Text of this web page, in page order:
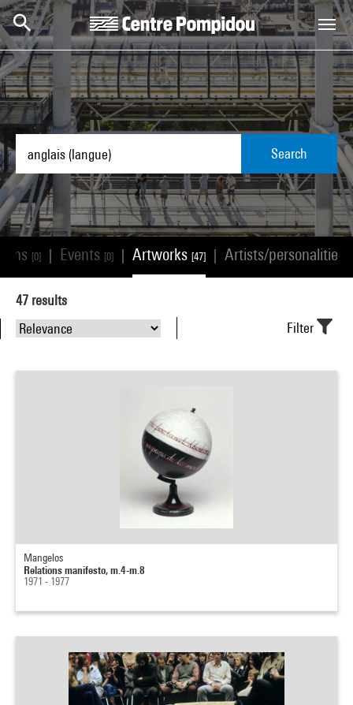
Skip to main content
Centre Pompidou
Search
[0] Events [0] Artworks [47] Artists/personalities
47 results
Filter
Mangelos
Relations manifesto, m.4-m.8
1971 - 1977